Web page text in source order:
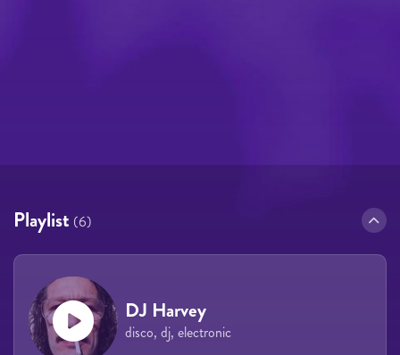
Playlist (6)
DJ Harvey
disco, dj, electronic